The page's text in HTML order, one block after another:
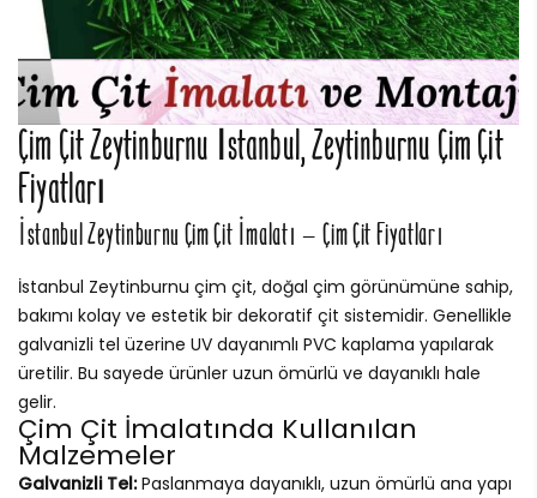
Çim Çit Zeytinburnu İstanbul, Zeytinburnu Çim Çit
Fiyatları
İstanbul Zeytinburnu Çim Çit İmalatı – Çim Çit Fiyatları
İstanbul Zeytinburnu çim çit, doğal çim görünümüne sahip,
bakımı kolay ve estetik bir dekoratif çit sistemidir. Genellikle
galvanizli tel üzerine UV dayanımlı PVC kaplama yapılarak
üretilir. Bu sayede ürünler uzun ömürlü ve dayanıklı hale
gelir.
Çim Çit İmalatında Kullanılan
Malzemeler
Galvanizli Tel:Paslanmaya dayanıklı, uzun ömürlü ana yapı